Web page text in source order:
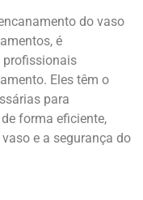
do vaso
é
profissionais
Eles têm o
para
forma eficiente,
e a segurança do